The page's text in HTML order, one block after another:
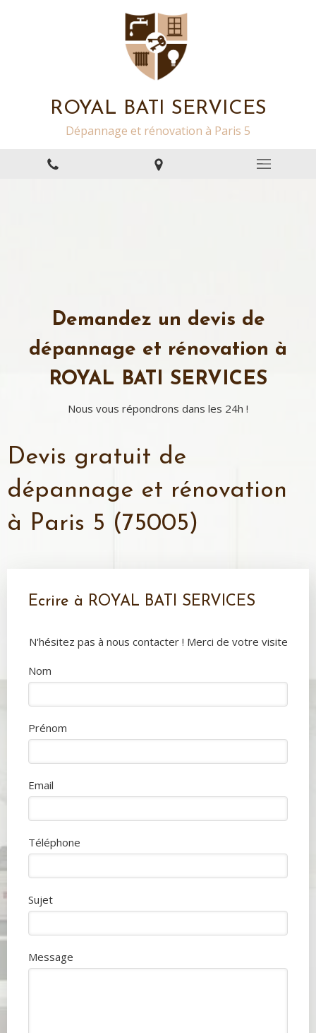
ROYAL BATI SERVICES
Dépannage et rénovation à Paris 5
Demandez un devis de
dépannage et rénovation à
ROYAL BATI SERVICES
Nous vous répondrons dans les 24h !
Devis gratuit de
dépannage et rénovation
à Paris 5 (75005)
Ecrire à ROYAL BATI SERVICES
N'hésitez pas à nous contacter ! Merci de votre visite
Nom
Prénom
Email
Téléphone
Sujet
Message